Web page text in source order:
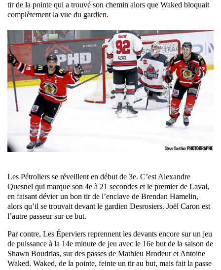
tir de la pointe qui a trouvé son chemin alors que Waked bloquait
complètement la vue du gardien.
Les Pétroliers se réveillent en début de 3e. C’est Alexandre
Quesnel qui marque son 4e à 21 secondes et le premier de Laval,
en faisant dévier un bon tir de l’enclave de Brendan Hamelin,
alors qu’il se trouvait devant le gardien Desrosiers. Joël Caron est
l’autre passeur sur ce but.
Par contre, Les Éperviers reprennent les devants encore sur un jeu
de puissance à la 14e minute de jeu avec le 16e but de la saison de
Shawn Boudrias, sur des passes de Mathieu Brodeur et Antoine
Waked. Waked, de la pointe, feinte un tir au but, mais fait la passe